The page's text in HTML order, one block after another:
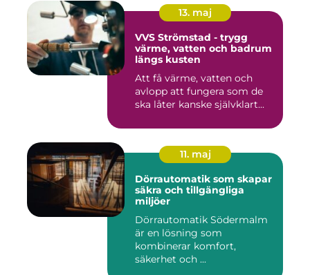
13. maj
VVS Strömstad - trygg
värme, vatten och badrum
längs kusten
Att få värme, vatten och
avlopp att fungera som de
ska låter kanske självklart...
11. maj
Dörrautomatik som skapar
säkra och tillgängliga
miljöer
Dörrautomatik Södermalm
är en lösning som
kombinerar komfort,
säkerhet och ...